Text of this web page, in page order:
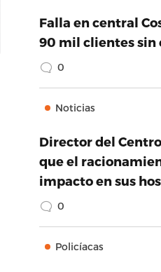
Falla en central
90 mil clientes sin
0
Noticias
Director del
que el
impacto en sus
0
Policíacas